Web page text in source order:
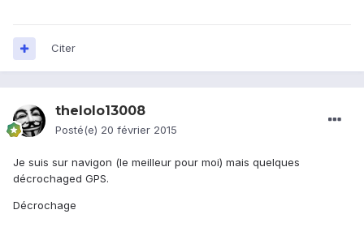
Citer
thelolo13008
Posté(e) 20 février 2015
Je suis sur navigon (le meilleur pour moi) mais quelques
décrochaged GPS.
Décrochage